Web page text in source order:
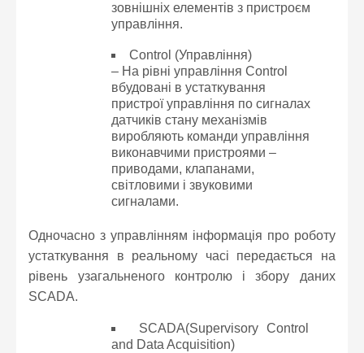
зовнішніх елементів з пристроєм
управління.
Control (Управління)
– На рівні управління Control
вбудовані в устаткування
пристрої управління по сигналах
датчиків стану механізмів
виробляють команди управління
виконавчими пристроями –
приводами, клапанами,
світловими і звуковими
сигналами.
Одночасно з управлінням інформація про роботу
устаткування в реальному часі передається на
рівень узагальненого контролю і збору даних
SCADA.
SCADA(Supervisory Control
and Data Acquisition)